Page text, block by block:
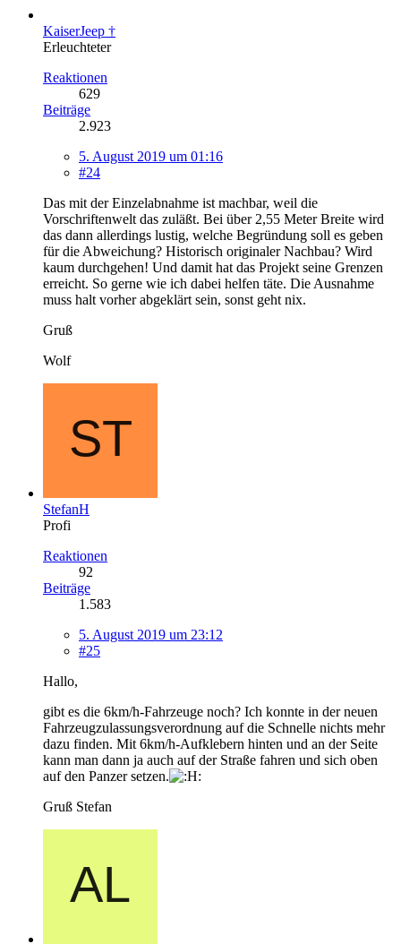
KaiserJeep †
Erleuchteter
Reaktionen
629
Beiträge
2.923
5. August 2019 um 01:16
#24
Das mit der Einzelabnahme ist machbar, weil die
Vorschriftenwelt das zuläßt. Bei über 2,55 Meter Breite wird
das dann allerdings lustig, welche Begründung soll es geben
für die Abweichung? Historisch originaler Nachbau? Wird
kaum durchgehen! Und damit hat das Projekt seine Grenzen
erreicht. So gerne wie ich dabei helfen täte. Die Ausnahme
muss halt vorher abgeklärt sein, sonst geht nix.
Gruß
Wolf
StefanH
Profi
Reaktionen
92
Beiträge
1.583
5. August 2019 um 23:12
#25
Hallo,
gibt es die 6km/h-Fahrzeuge noch? Ich konnte in der neuen
Fahrzeugzulassungsverordnung auf die Schnelle nichts mehr
dazu finden. Mit 6km/h-Aufklebern hinten und an der Seite
kann man dann ja auch auf der Straße fahren und sich oben
auf den Panzer setzen.
Gruß Stefan